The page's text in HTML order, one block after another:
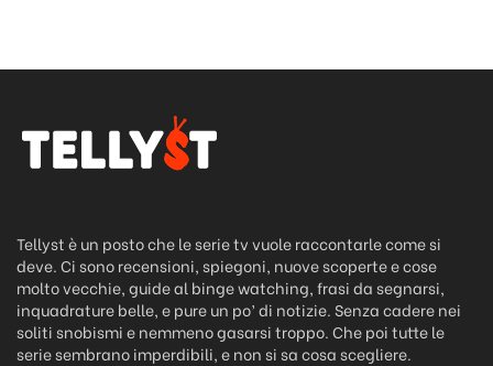
Tellyst è un posto che le serie tv vuole raccontarle come si
deve. Ci sono recensioni, spiegoni, nuove scoperte e cose
molto vecchie, guide al binge watching, frasi da segnarsi,
inquadrature belle, e pure un po’ di notizie. Senza cadere nei
soliti snobismi e nemmeno gasarsi troppo. Che poi tutte le
serie sembrano imperdibili, e non si sa cosa scegliere.